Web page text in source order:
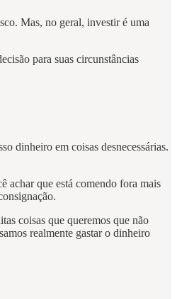
Mas, no geral, investir é uma
para suas circunstâncias
dinheiro em coisas desnecessárias.
achar que está comendo fora mais
coisas que queremos que não
realmente gastar o dinheiro